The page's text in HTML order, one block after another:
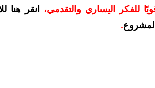
للفكر اليساري والتقدمي،
انقر هنا
.